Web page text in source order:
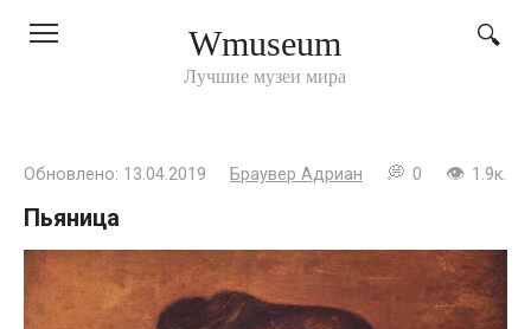
Wmuseum
Лучшие музеи мира
Обновлено: 13.04.2019 Браувер Адриан 0 1.9к.
Пьяница